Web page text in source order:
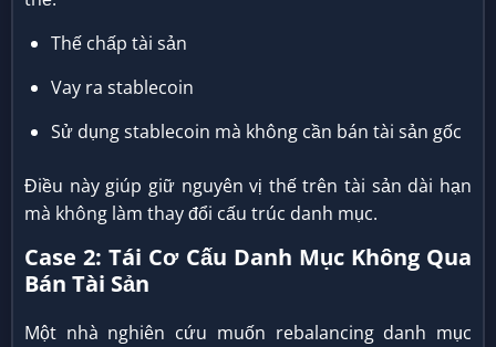
Thế chấp tài sản
Vay ra stablecoin
Sử dụng stablecoin mà không cần bán tài sản gốc
Điều này giúp giữ nguyên vị thế trên tài sản dài hạn
mà không làm thay đổi cấu trúc danh mục.
Case 2: Tái Cơ Cấu Danh Mục Không Qua
Bán Tài Sản
Một nhà nghiên cứu muốn rebalancing danh mục